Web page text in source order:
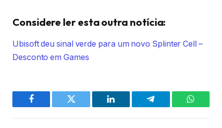
Considere ler esta outra notícia:
Ubisoft deu sinal verde para um novo Splinter Cell –
Desconto em Games
Facebook Twitter LinkedIn Telegram